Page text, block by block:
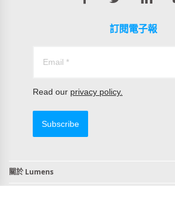
訂閱電子報
Read our privacy policy.
Subscribe
關於 Lumens